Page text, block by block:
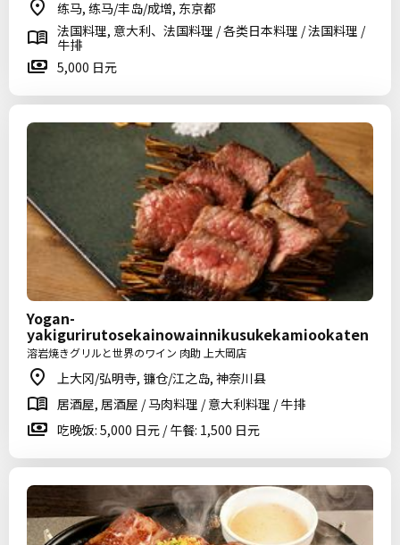
练马, 练马/丰岛/成增, 东京都
法国料理, 意大利、法国料理 / 各类日本料理 / 法国料理 /
牛排
5,000 日元
Yogan-
yakigurirutosekainowainnikusukekamiookaten
溶岩焼きグリルと世界のワイン 肉助 上大岡店
上大冈/弘明寺, 镰仓/江之岛, 神奈川县
居酒屋, 居酒屋 / 马肉料理 / 意大利料理 / 牛排
吃晚饭: 5,000 日元 / 午餐: 1,500 日元